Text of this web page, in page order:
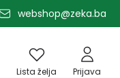
webshop@zeka.ba
Lista želja Prijava